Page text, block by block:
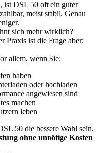
ist DSL 50 oft ein guter
meist stabil. Genau
sich mehr wirklich?
Praxis ist die Frage aber:
allem, wenn Sie:
haben
oder hochladen
angewiesen sind
machen
leben
50 die bessere Wahl sein.
ohne unnötige Kosten